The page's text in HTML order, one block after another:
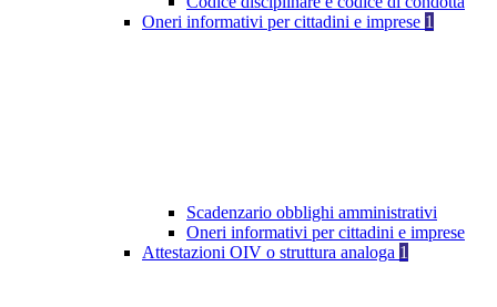
Oneri informativi per cittadini e imprese 1
Scadenzario obblighi amministrativi
Oneri informativi per cittadini e imprese
Attestazioni OIV o struttura analoga 1